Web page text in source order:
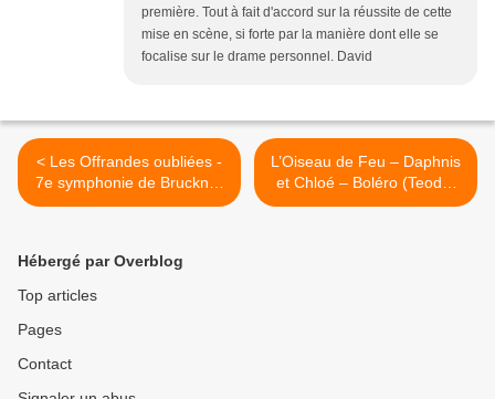
première. Tout à fait d'accord sur la réussite de cette
mise en scène, si forte par la manière dont elle se
focalise sur le drame personnel. David
< Les Offrandes oubliées -
7e symphonie de Bruckner
(Philippe Jordan Orchestre
L’Oiseau de Feu – Daphnis
et Chloé – Boléro (Teodor
Currentzis Opéra national
Hébergé par Overblog
Top articles
Pages
Contact